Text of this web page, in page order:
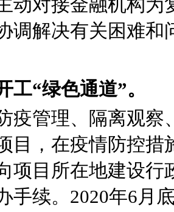
动对接金融机构
调解决有关困难和
工“绿色通道”。
疫管理、隔离观
目，在疫情防控措
项目所在地建设行
手续。2020年6月